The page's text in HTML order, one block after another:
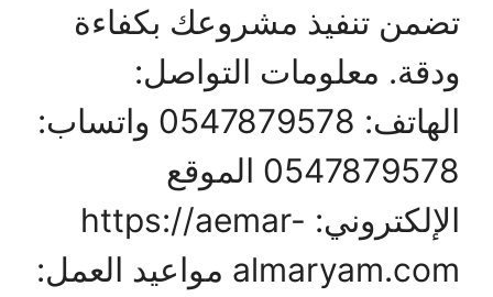
تضمن تنفيذ مشروعك بكفاءة
ودقة. معلومات التواصل:
الهاتف: 0547879578 واتساب:
0547879578 الموقع
الإلكتروني: https://aemar-
almaryam.com مواعيد العمل: